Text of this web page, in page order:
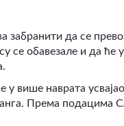
забранити да се
се обавезале и да ће
више наврата
Према подацима